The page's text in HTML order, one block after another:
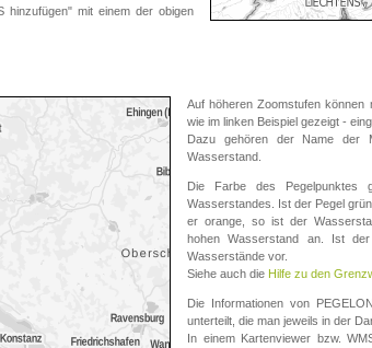
hinzufügen" mit einem der obigen
Auf höheren Zoomstufen können
wie im linken Beispiel gezeigt -
Dazu gehören der Name der
Wasserstand.
Die Farbe des Pegelpunktes
Wasserstandes. Ist der Pegel
er orange, so ist der
hohen Wasserstand an. Ist
Wasserstände vor.
Siehe auch die Hilfe zu den
Die Informationen von
unterteilt, die man jeweils in der
In einem Kartenviewer bzw.